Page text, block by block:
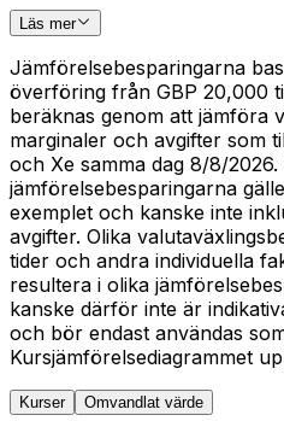
Läs mer
Jämförelsebesparingarna
överföring från GBP 20,000
beräknas genom att jämföra
marginaler och avgifter som
och Xe samma dag 8/8/2026.
jämförelsebesparingarna
exemplet och kanske inte
avgifter. Olika
tider och andra individuella
resultera i olika
kanske därför inte är
och bör endast användas
Kursjämförelsediagrammet
Kurser Omvandlat värde